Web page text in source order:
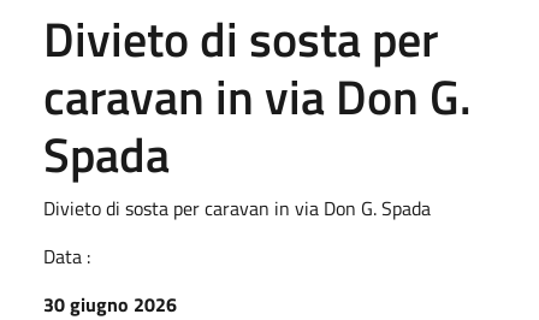
Divieto di sosta per
caravan in via Don G.
Spada
Divieto di sosta per caravan in via Don G. Spada
Data :
30 giugno 2026